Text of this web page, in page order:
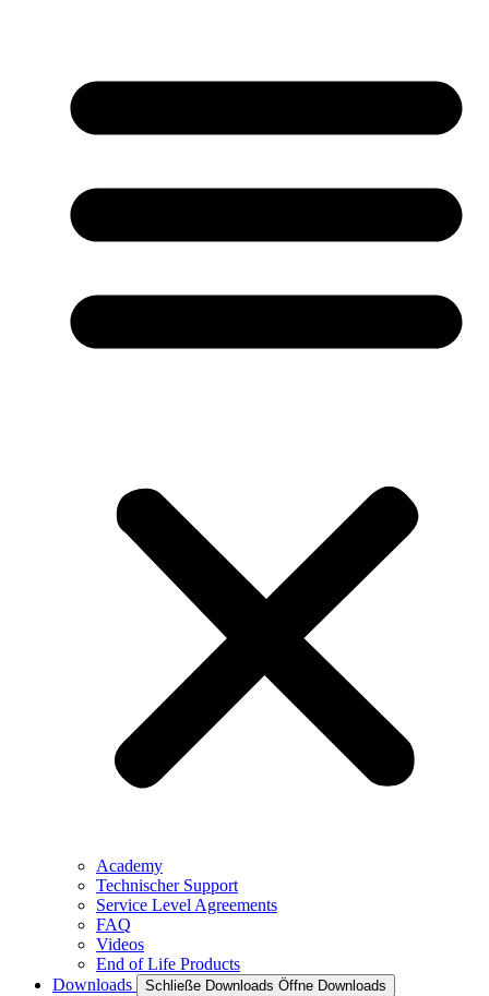
Academy
Technischer Support
Service Level Agreements
FAQ
Videos
End of Life Products
Downloads
Schließe Downloads Öffne Downloads